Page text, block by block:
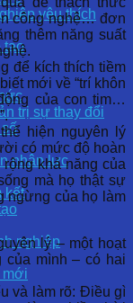
yêu thích
tạo
trị sự thay đổi
nhân lực
kết
nghiệp
mới
công nghệ… đơn
thêm năng suất
để kích thích tiềm
mới về “trí khôn
của con tim…
hiện nguyên lý
có mức độ hoàn
khả năng của
mà họ thật sự
ngừng của họ làm
lý – một hoạt
của mình – có hai
và làm rõ: Điều gì